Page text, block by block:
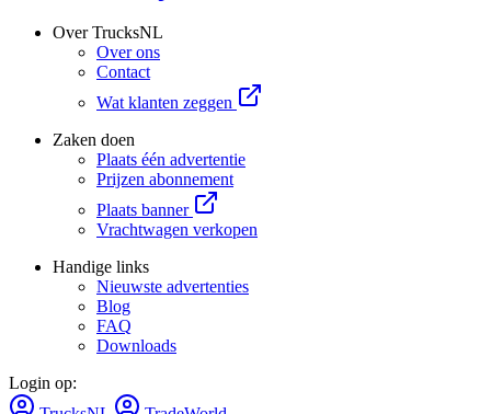
Over TrucksNL
Over ons
Contact
Wat klanten zeggen
Zaken doen
Plaats één advertentie
Prijzen abonnement
Plaats banner
Vrachtwagen verkopen
Handige links
Nieuwste advertenties
Blog
FAQ
Downloads
Login op: